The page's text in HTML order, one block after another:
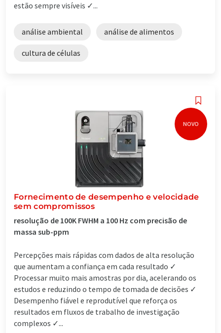
estão sempre visíveis ✓...
análise ambiental análise de alimentos
cultura de células
NOVO
Fornecimento de desempenho e velocidade
sem compromissos
resolução de 100K FWHM a 100 Hz com precisão de
massa sub-ppm
Percepções mais rápidas com dados de alta resolução
que aumentam a confiança em cada resultado ✓
Processar muito mais amostras por dia, acelerando os
estudos e reduzindo o tempo de tomada de decisões ✓
Desempenho fiável e reprodutível que reforça os
resultados em fluxos de trabalho de investigação
complexos ✓...